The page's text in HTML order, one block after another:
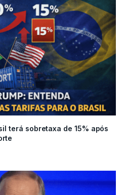
terá sobretaxa de 15% após